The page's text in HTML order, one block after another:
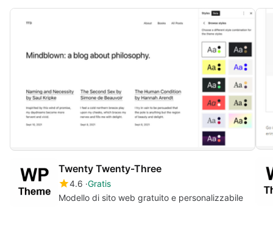
Twenty Twenty-Three
4.6 Gratis
Modello di sito web gratuito e personalizzabile